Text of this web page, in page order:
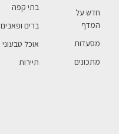
חדש על
המדף
מסעדות
מתכונים
בתי קפה
ברים ופאבים
אוכל טבעוני
תיירות